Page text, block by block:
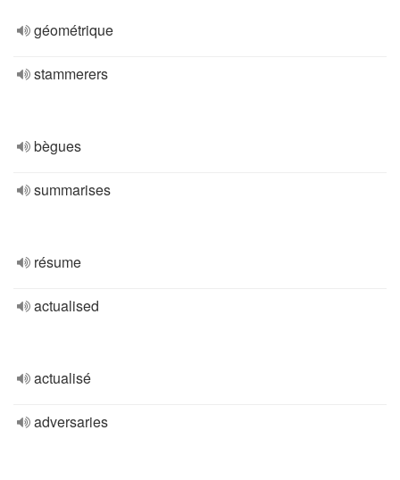
géométrique
stammerers
bègues
summarises
résume
actualised
actualisé
adversaries